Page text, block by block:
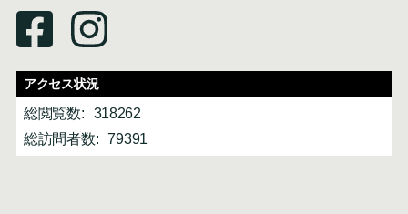
アクセス状況
総閲覧数:
318262
総訪問者数:
79391